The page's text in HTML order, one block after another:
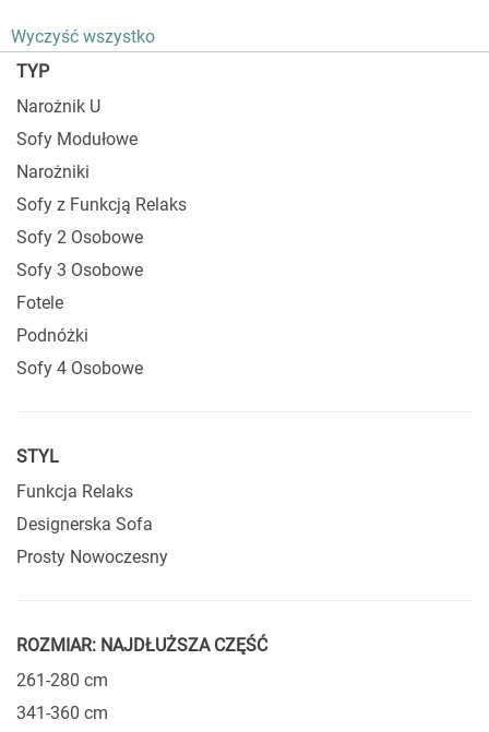
element
Wyczyść wszystko
TYP
Narożnik U
Sofy Modułowe
Narożniki
Sofy z Funkcją Relaks
Sofy 2 Osobowe
Sofy 3 Osobowe
Fotele
Podnóżki
Sofy 4 Osobowe
STYL
Funkcja Relaks
Designerska Sofa
Prosty Nowoczesny
ROZMIAR: NAJDŁUŻSZA CZĘŚĆ
261-280 cm
341-360 cm